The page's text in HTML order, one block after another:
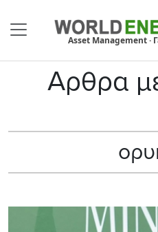
Asset Management ·
Αρθρα